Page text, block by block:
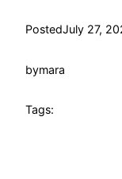
PostedJuly 27,
bymara
Tags: